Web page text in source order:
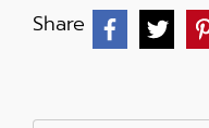
Share